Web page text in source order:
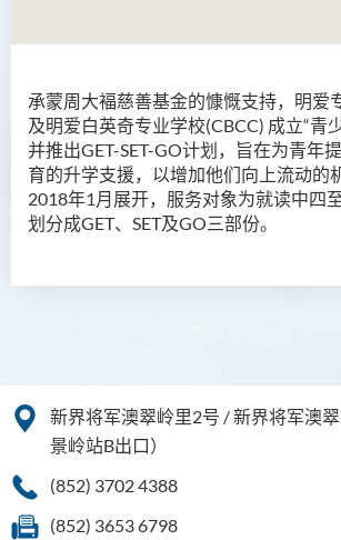
承蒙周大褔慈善基金的慷慨支持，明爱
及明爱白英奇专业学校(CBCC) 成立“青
并推出GET-SET-GO计划，旨在为青年
育的升学支援，以增加他们向上流动的
2018年1月展开，服务对象为就读中四
划分成GET、SET及GO三部份。
新界将军澳翠岭里2号 / 新界将军澳
景岭站B出口）
(852) 3702 4388
(852) 3653 6798